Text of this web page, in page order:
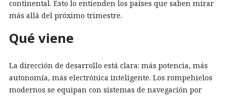
continental. Esto lo entienden los países que saben mirar
más allá del próximo trimestre.
Qué viene
La dirección de desarrollo está clara: más potencia, más
autonomía, más electrónica inteligente. Los rompehielos
modernos se equipan con sistemas de navegación por